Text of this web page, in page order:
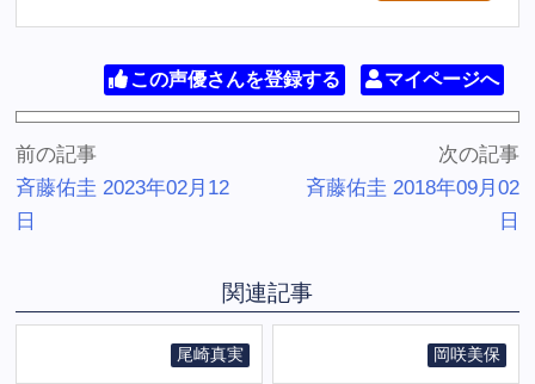
この声優さんを登録する マイページへ
前の記事
斉藤佑圭 2023年02月12
日
次の記事
斉藤佑圭 2018年09月02
日
関連記事
尾崎真実 岡咲美保